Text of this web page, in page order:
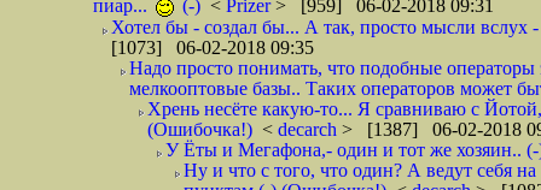
пиар...
(-) < Prizer> [959] 06-02-2018 09:31
Хотел бы - создал бы... А так, просто мысли вслух
[1073] 06-02-2018 09:35
Надо просто понимать, что подобные
мелкооптовые базы.. Таких операторов может
Хрень несёте какую-то... Я сравниваю с
(Ошибочка!) < decarch > [1387] 06-02-2018
У Ёты и Мегафона,- один и тот же хозяин..
Ну и что с того, что один? А ведут себя